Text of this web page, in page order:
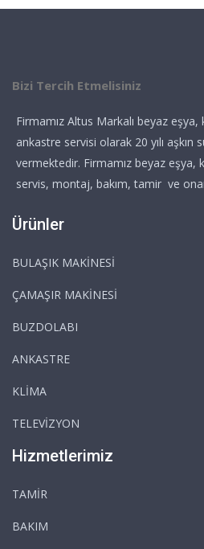
Bizi Tercih Etmelisiniz
Firmamız Altus Markalı beyaz
ankastre servisi olarak 20 yılı
vermektedir. Firmamız beyaz
servis, montaj, bakım, tamir ve
Ürünler
BULAŞIK MAKİNESİ
ÇAMAŞIR MAKİNESİ
BUZDOLABI
ANKASTRE
KLİMA
TELEVİZYON
Hizmetlerimiz
TAMİR
BAKIM